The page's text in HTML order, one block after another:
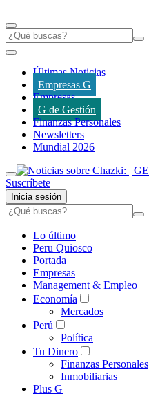
Últimas Noticias
Empresas G
Empresas
G de Gestión
Finanzas Personales
Newsletters
Mundial 2026
Suscríbete
Inicia sesión
Lo último
Peru Quiosco
Portada
Empresas
Management & Empleo
Economía
Mercados
Perú
Política
Tu Dinero
Finanzas Personales
Inmobiliarias
Plus G